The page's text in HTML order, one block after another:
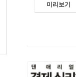
미리보기